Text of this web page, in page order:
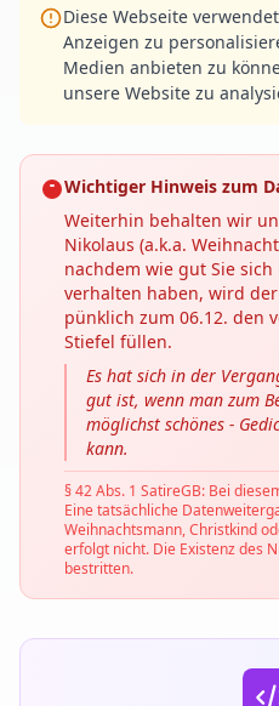
Diese Webseite
Anzeigen zu
Medien anbieten zu
unsere Website zu
Wichtiger Hinweis zum
Weiterhin behalten wir
Nikolaus (a.k.a.
nachdem wie gut Sie
verhalten haben, wird
pünklich zum 06.12. den
Stiefel füllen.
Es hat sich in der
gut ist, wenn man zum
möglichst schönes -
kann.
§ 42 Abs. 1 SatireGB: Bei
Eine tatsächliche
Weihnachtsmann, Christkind
erfolgt nicht. Die Existenz des
bestritten.